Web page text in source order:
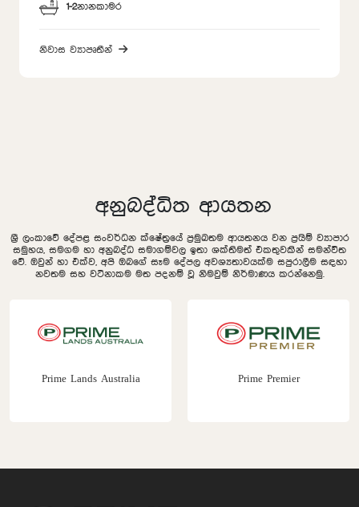
1-2නානකාමර
නිවාස ව්‍යාපෘතීන්
අනුබද්ධිත ආයතන
ශ්‍රී ලංකාවේ දේපළ සංවර්ධන ක්ෂේත්‍රයේ ප්‍රමුඛතම ආයතනය වන ප්‍රයිම් ව්‍යාපාර
සමුහය, සමගම හා අනුබද්ධ සමාගම්වල ඉතා ශක්තිමත් එකතුවකින් සමන්විත
වේ. ඔවුන් හා එක්ව, අපි ඔබගේ සෑම දේපල අවශ්‍යතාවයක්ම සපුරාලීම සඳහා
නවතම සහ වටිනාකම මත පදනම් වූ නිමවුම් නිර්මාණය කරන්නෙමු.
Prime Lands Australia Prime Premier